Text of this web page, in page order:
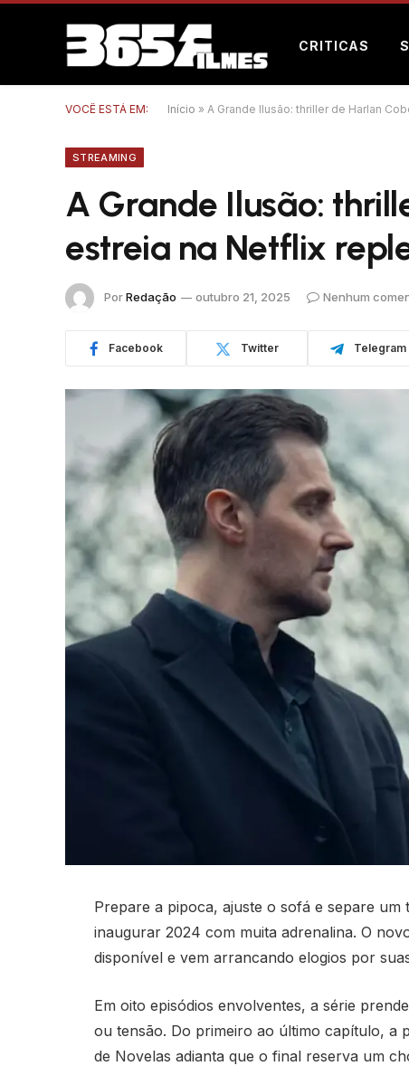
CRITICAS
VOCÊ ESTÁ EM: Início » A Grande Ilusão: thriller de Harlan
STREAMING
A Grande Ilusão:
estreia na Netflix
PorRedação outubro 21, 2025 Nenhum
Facebook Twitter Telegram
Prepare a pipoca, ajuste o sofá e separe
inaugurar 2024 com muita adrenalina. O
disponível e vem arrancando elogios por
Em oito episódios envolventes, a série
ou tensão. Do primeiro ao último capítulo, a
de Novelas adianta que o final reserva um